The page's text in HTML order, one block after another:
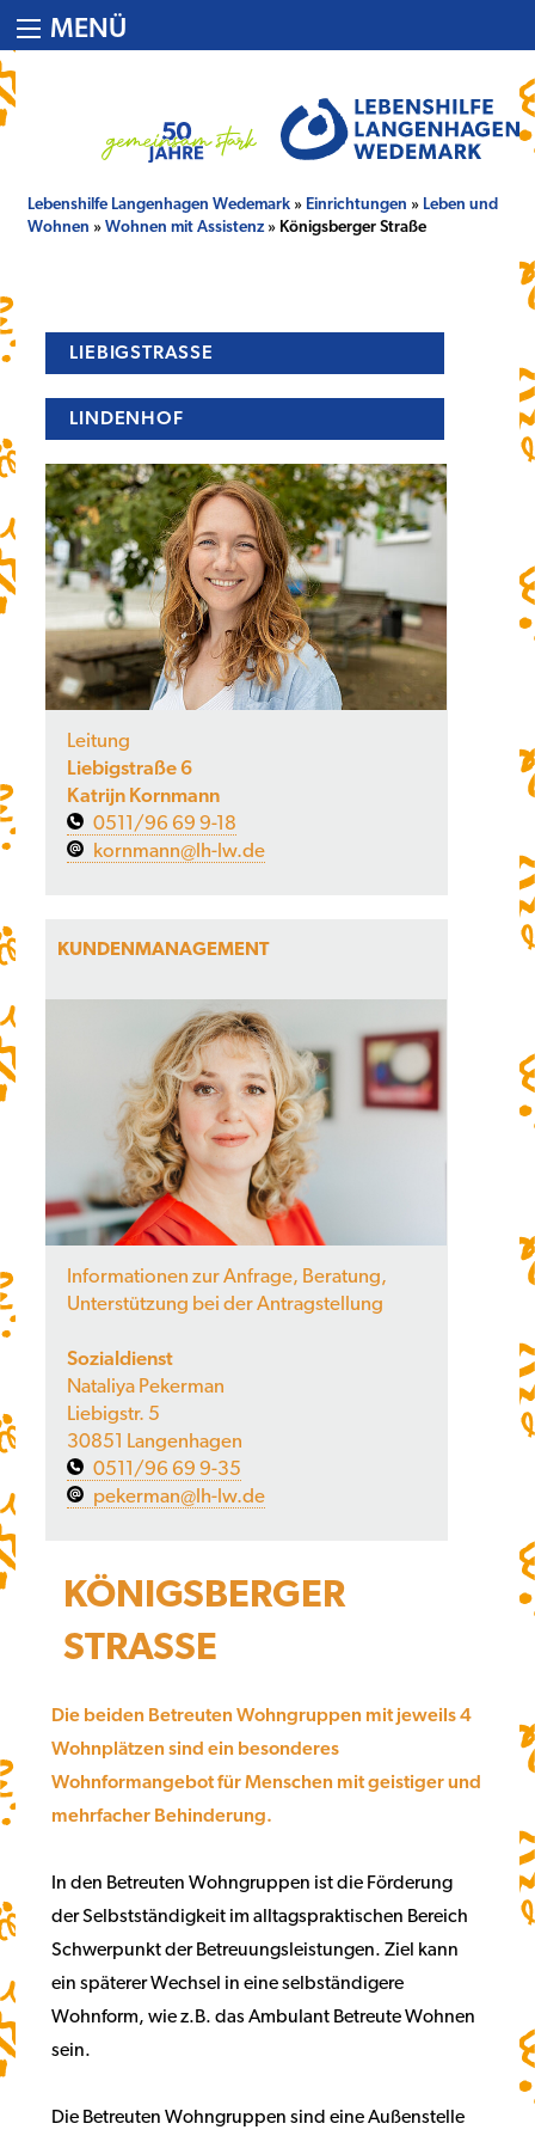
MENÜ
Lebenshilfe Langenhagen Wedemark » Einrichtungen » Leben und
Wohnen »Wohnen mit Assistenz» Königsberger Straße
LIEBIGSTRASSE
LINDENHOF
Leitung
Liebigstraße 6
Katrijn Kornmann
0511/96 69 9-18
kornmann@lh-lw.de
KUNDENMANAGEMENT
Informationen zur Anfrage, Beratung,
Unterstützung bei der Antragstellung
Sozialdienst
Nataliya Pekerman
Liebigstr. 5
30851 Langenhagen
0511/96 69 9-35
pekerman@lh-lw.de
KÖNIGSBERGER
STRASSE
Die beiden Betreuten Wohngruppen mit jeweils 4
Wohnplätzen sind ein besonderes
Wohnformangebot für Menschen mit geistiger und
mehrfacher Behinderung.
In den Betreuten Wohngruppen ist die Förderung
der Selbstständigkeit im alltagspraktischen Bereich
Schwerpunkt der Betreuungsleistungen. Ziel kann
ein späterer Wechsel in eine selbständigere
Wohnform, wie z.B. das Ambulant Betreute Wohnen
sein.
Die Betreuten Wohngruppen sind eine Außenstelle